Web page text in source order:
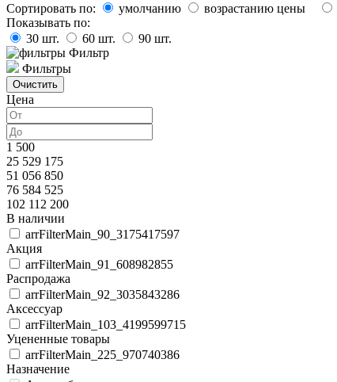
Сортировать по:
умолчанию возрастанию цены
Показывать по:
30 шт. 60 шт. 90 шт.
Фильтр
Фильтры
Цена
1 500
25 529 175
51 056 850
76 584 525
102 112 200
В наличии
arrFilterMain_90_3175417597
Акция
arrFilterMain_91_608982855
Распродажа
arrFilterMain_92_3035843286
Аксессуар
arrFilterMain_103_4199599715
Уцененные товары
arrFilterMain_225_970740386
Назначение